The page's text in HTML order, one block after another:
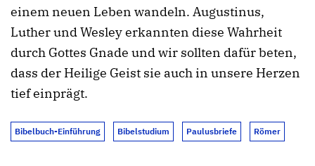
einem neuen Leben wandeln. Augustinus,
Luther und Wesley erkannten diese Wahrheit
durch Gottes Gnade und wir sollten dafür beten,
dass der Heilige Geist sie auch in unsere Herzen
tief einprägt.
Bibelbuch-Einführung Bibelstudium Paulusbriefe Römer